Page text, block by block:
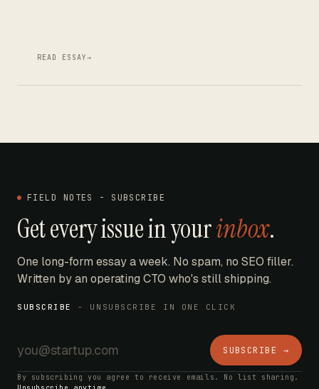
READ ESSAY→
FIELD NOTES - SUBSCRIBE
Get every issue in yourinbox.
One long-form essay a week. No spam, no SEO filler.
Written by an operating CTO who's still shipping.
SUBSCRIBE - UNSUBSCRIBE IN ONE CLICK
SUBSCRIBE →
By subscribing you agree to receive emails. No list sharing.